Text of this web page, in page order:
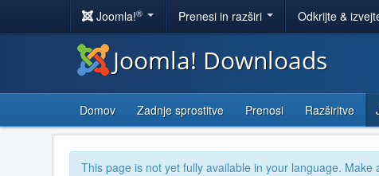
Joomla!® Prenesi in razširi Odkrijte &
Joomla! Downloads
Domov Zadnje sprostitve Prenosi Razširitve
This page is not yet fully available in your language.